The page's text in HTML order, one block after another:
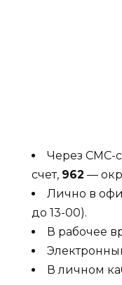
Через СМС-
счет, 962 —
Лично в
до 13-00).
В рабочее
В личном